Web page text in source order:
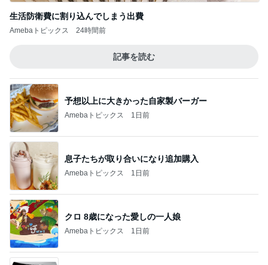
生活防衛費に割り込んでしまう出費
Amebaトピックス 24時間前
記事を読む
予想以上に大きかった自家製バーガー
Amebaトピックス 1日前
息子たちが取り合いになり追加購入
Amebaトピックス 1日前
クロ 8歳になった愛しの一人娘
Amebaトピックス 1日前